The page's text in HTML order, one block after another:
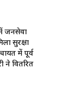
जनसेवा
सुरक्षा
में पूर्व
ने वितरित